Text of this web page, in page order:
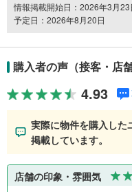
情報掲載開始日：2026年3月
予定日：2026年8月20日
購入者の声（接客・店
4.93
実際に物件を購入した
掲載しています。
店舗の印象・雰囲気